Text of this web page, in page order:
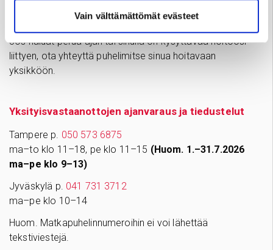
Vain välttämättömät evästeet
Arkisin klo 7.30–15
info@sydansairaala.fi
Jos haluat perua ajan tai sinulla on kysyttävää hoitoosi
liittyen, ota yhteyttä puhelimitse sinua hoitavaan
yksikköön.
Yksityisvastaanottojen ajanvaraus ja tiedustelut
Tampere p. 050 573 6875
ma–to klo 11–18, pe klo 11–15 (Huom. 1.–31.7.2026
ma–pe klo 9–13)
Jyväskylä p. 041 731 3712
ma–pe klo 10–14
Huom. Matkapuhelinnumeroihin ei voi lähettää
tekstiviestejä.